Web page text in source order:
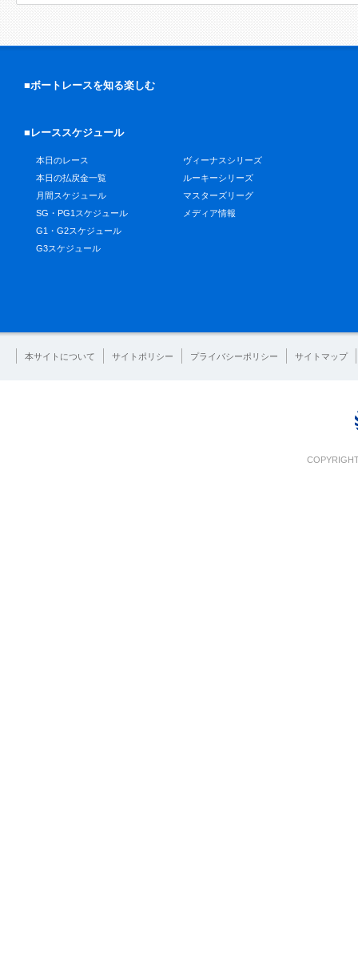
■ボートレースを知る楽しむ
■レーススケジュール
本日のレース
本日の払戻金一覧
月間スケジュール
SG・PG1スケジュール
G1・G2スケジュール
G3スケジュール
ヴィーナスシリーズ
ルーキーシリーズ
マスターズリーグ
メディア情報
本サイトについて サイトポリシー プライバシーポリシー サイトマップ